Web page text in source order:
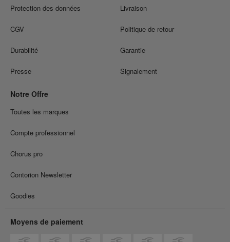
Protection des données
CGV
Durabilité
Presse
Livraison
Politique de retour
Garantie
Signalement
Notre Offre
Toutes les marques
Compte professionnel
Chorus pro
Contorion Newsletter
Goodies
Moyens de paiement